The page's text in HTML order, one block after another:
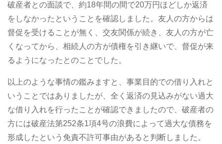
破産者との面談で、約18年間の間で20万円ほどしか返済
をしなかったということを確認しました。友人の方からは
督促を受けることが無く、交友関係が続き、友人の方が亡
くなってから、相続人の方が債権を引き継いで、督促が来
るようになったとのことでした。
以上のような事情の鑑みますと、事業目的での借り入れと
いうことではありましたが、全く返済の見込みがない過大
な借り入れを行ったことが確認できましたので、破産者の
方には破産法第252条1項4号の浪費によって過大な債務を
形成したという免責不許可事由があると判断しました。